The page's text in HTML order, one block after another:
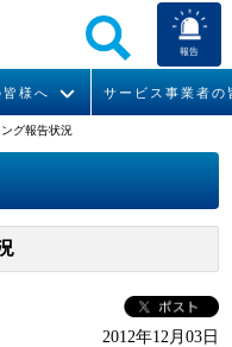
報告
様へ
報告
詐欺対策 5ヶ条
サービス事業者の
グ報告状況
2012年12月03日